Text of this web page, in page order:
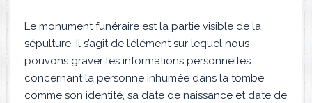
Le monument funéraire est la partie visible de la
sépulture. Il s’agit de l’élément sur lequel nous
pouvons graver les informations personnelles
concernant la personne inhumée dans la tombe
comme son identité, sa date de naissance et date de